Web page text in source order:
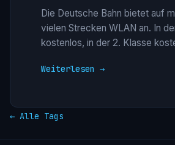
Die Deutsche Bahn bietet auf
vielen Strecken WLAN an. In
kostenlos, in der 2. Klasse
Weiterlesen →
← Alle Tags